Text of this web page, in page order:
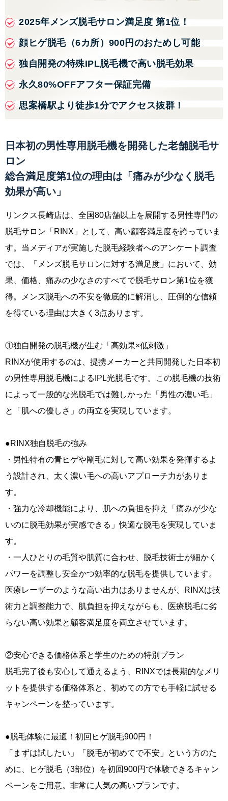
2025年メンズ脱毛サロン満足度 第1位！
顔ヒゲ脱毛（6カ所）900円のおためし可能
独自開発の特殊IPL脱毛機で高い脱毛効果
永久80%OFFアフター保証完備
思案橋駅より徒歩1分でアクセス抜群！
日本初の男性専用脱毛機を開発した老舗脱毛サ
ロン
総合満足度第1位の理由は「痛みが少なく脱毛
効果が高い」
リンクス長崎店は、全国80店舗以上を展開する男性専門の
脱毛サロン「RINX」として、高い顧客満足度を誇っていま
す。当メディアが実施した脱毛経験者へのアンケート調査
では、「メンズ脱毛サロンに対する満足度」において、効
果、価格、痛みの少なさのすべてで脱毛サロン第1位を獲
得。メンズ脱毛への不安を徹底的に解消し、圧倒的な信頼
を得ている理由は大きく3点あります。
①独自開発の脱毛機が生む「高効果×低刺激」
RINXが使用するのは、提携メーカーと共同開発した日本初
の男性専用脱毛機によるIPL光脱毛です。この脱毛機の技術
によって一般的な光脱毛では難しかった「男性の濃い毛」
と「肌への優しさ」の両立を実現しています。
●RINX独自脱毛の強み
・男性特有の青ヒゲや剛毛に対して高い効果を発揮するよ
う設計され、太く濃い毛への高いアプローチ力がありま
す。
・強力な冷却機能により、肌への負担を抑え「痛みが少な
いのに脱毛効果が実感できる」快適な脱毛を実現していま
す。
・一人ひとりの毛質や肌質に合わせ、脱毛技術士が細かく
パワーを調整し安全かつ効率的な脱毛を提供しています。
医療レーザーのような高い出力はありませんが、RINXは技
術力と調整能力で、肌負担を抑えながらも、医療脱毛に劣
らない高い効果と顧客満足度を両立させています。
②安心できる価格体系と学生のための特別プラン
脱毛完了後も安心して通えるよう、RINXでは長期的なメリ
ットを提供する価格体系と、初めての方でも手軽に試せる
キャンペーンを整っています。
●脱毛体験に最適！初回ヒゲ脱毛900円！
「まずは試したい」「脱毛が初めてで不安」という方のた
めに、ヒゲ脱毛（3部位）を初回900円で体験できるキャン
ペーンをご用意。非常に人気の高いプランです。